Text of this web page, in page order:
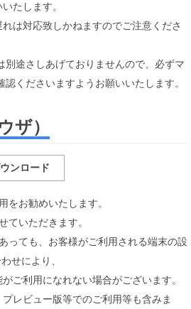
たします。
は対応致しかねますのでご注意くださ
別途さしあげておりませんので、必ずマ
くださいますようお願いいたします。
ザ）
ンロード
をお勧めいたします。
ていただきます。
っても、お客様がご利用される端末の設
せにより、
ご利用になれない場合がございます。
レビュー版等でのご利用等も含みま